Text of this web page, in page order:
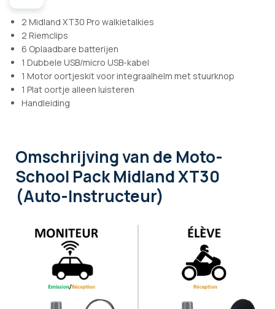
2 Midland XT30 Pro walkietalkies
2 Riemclips
6 Oplaadbare batterijen
1 Dubbele USB/micro USB-kabel
1 Motor oortjeskit voor integraalhelm met stuurknop
1 Plat oortje alleen luisteren
Handleiding
Omschrijvingvan de Moto-
School Pack Midland XT30
(Auto-Instructeur)